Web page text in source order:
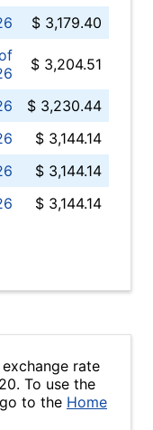
$ 3,179.40
$ 3,204.51
$ 3,230.44
$ 3,144.14
$ 3,144.14
$ 3,144.14
rate
To use the
to the Home